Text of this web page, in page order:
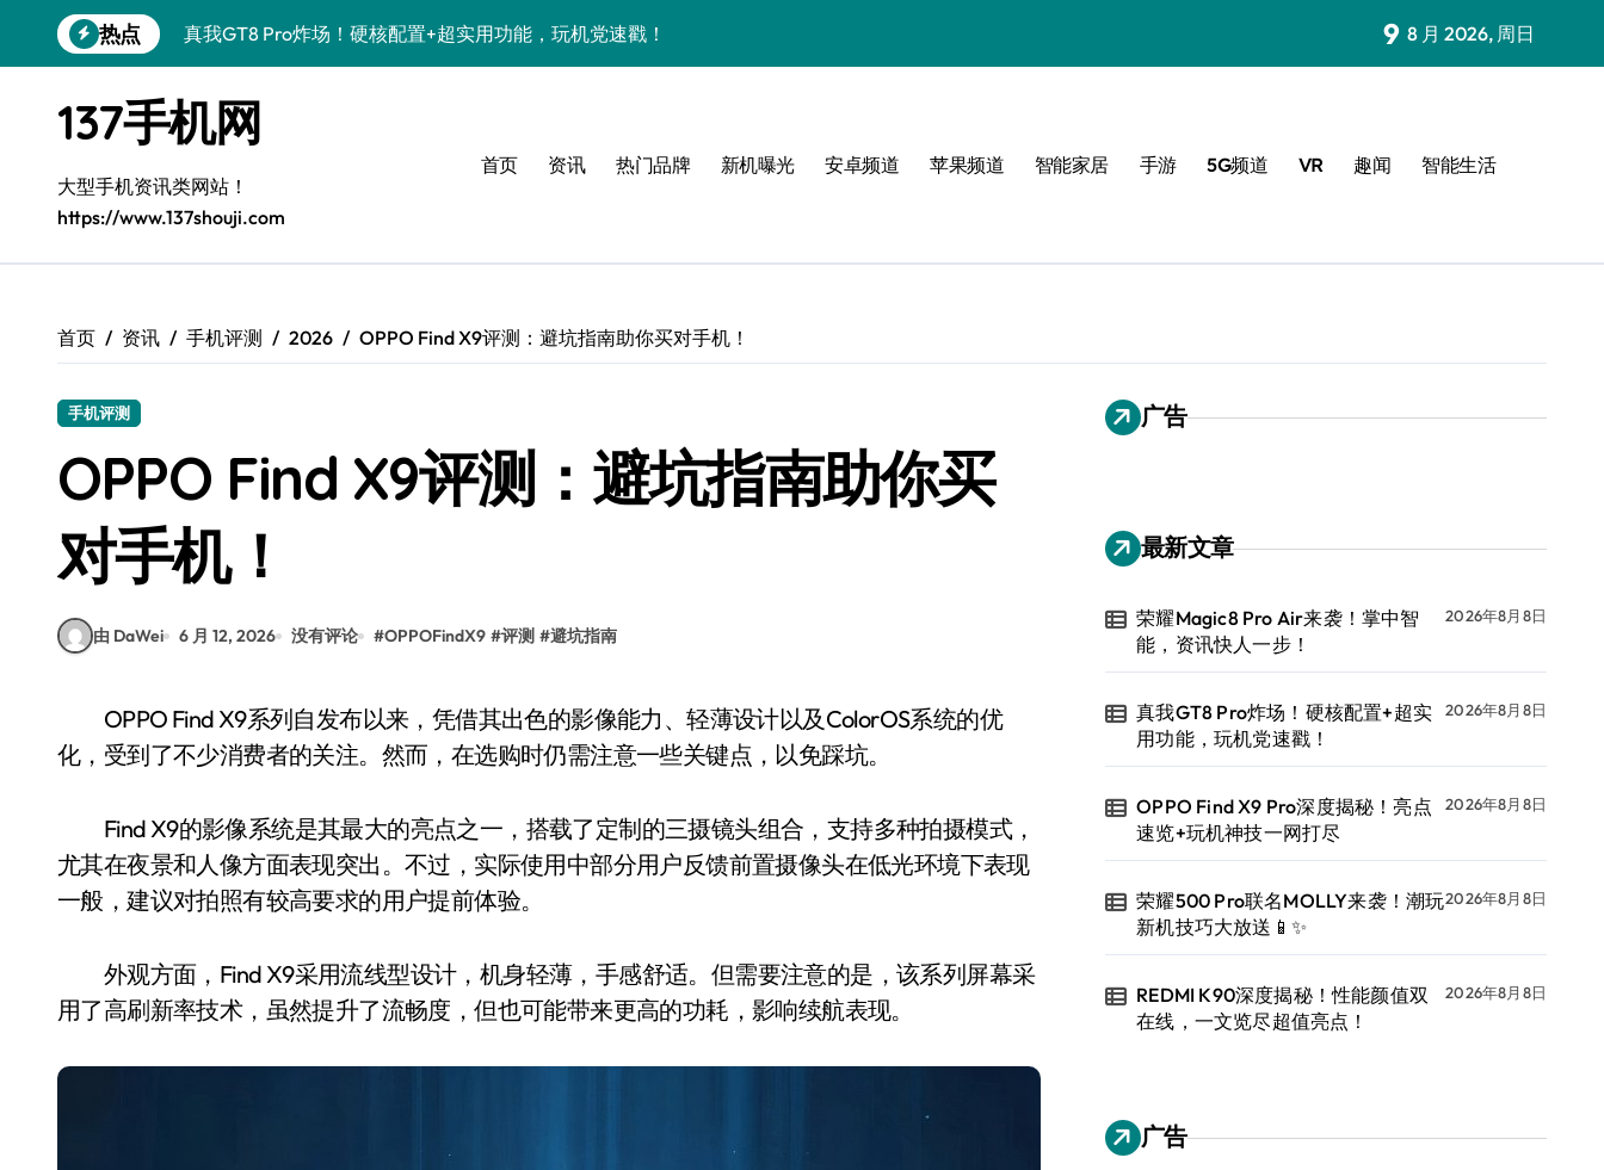
到
热点
OPPO Find X9 Pro深度揭秘！亮点速览+玩机神技一网打尽
REDMI K90深度揭秘！性能颜值双在线，一文览尽超值亮点！
vivo S50 Pro mini来袭！小屏旗舰，亮点满满速来围观！
荣耀ROBOT PHONE驾到！智能掌控，手机资讯一手全抓！
三星W26震撼来袭！速览资讯，解锁智能科技新潮流！
三星Galaxy Z Fold7来袭！创新科技，重塑手机新体验！
9 8 月 2026, 周日
137手机网
大型手机资讯类网站！
https://www.137shouji.com
首页 资讯 热门品牌 新机曝光 安卓频道 苹果频道 智能家居 手游 5G频道 VR 趣闻 智能生活
首页 资讯 手机评测 2026 OPPO Find X9评测：避坑指南助你买对手机！
手机评测
OPPO Find X9评测：避坑指南助你买
对手机！
由 DaWei 6 月 12, 2026 没有评论 #OPPOFindX9 #评测 #避坑指南
OPPO Find X9系列自发布以来，凭借其出色的影像能力、轻薄设计以及ColorOS系统的优
化，受到了不少消费者的关注。然而，在选购时仍需注意一些关键点，以免踩坑。
Find X9的影像系统是其最大的亮点之一，搭载了定制的三摄镜头组合，支持多种拍摄模式，
尤其在夜景和人像方面表现突出。不过，实际使用中部分用户反馈前置摄像头在低光环境下表现
一般，建议对拍照有较高要求的用户提前体验。
外观方面，Find X9采用流线型设计，机身轻薄，手感舒适。但需要注意的是，该系列屏幕采
用了高刷新率技术，虽然提升了流畅度，但也可能带来更高的功耗，影响续航表现。
广告
最新文章
荣耀Magic8 Pro Air来袭！掌中智
能，资讯快人一步！
2026年8月8日
真我GT8 Pro炸场！硬核配置+超实
用功能，玩机党速戳！
2026年8月8日
OPPO Find X9 Pro深度揭秘！亮点
速览+玩机神技一网打尽
2026年8月8日
荣耀500 Pro联名MOLLY来袭！潮玩
新机技巧大放送📱✨
2026年8月8日
REDMI K90深度揭秘！性能颜值双
在线，一文览尽超值亮点！
2026年8月8日
广告